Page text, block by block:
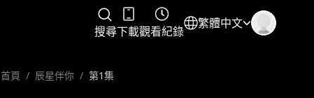
搜尋下載觀看紀錄
繁體中文
首頁 / 辰星伴你 / 第1集